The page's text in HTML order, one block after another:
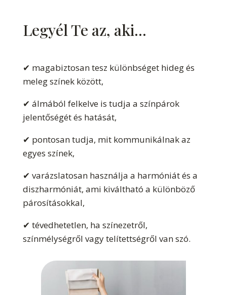
Legyél Te az, aki...
✔ magabiztosan tesz különbséget hideg és
meleg színek között,
✔ álmából felkelve is tudja a színpárok
jelentőségét és hatását,
✔ pontosan tudja, mit kommunikálnak az
egyes színek,
✔ varázslatosan használja a harmóniát és a
diszharmóniát, ami kiváltható a különböző
párosításokkal,
✔ tévedhetetlen, ha színezetről,
színmélységről vagy telítettségről van szó.